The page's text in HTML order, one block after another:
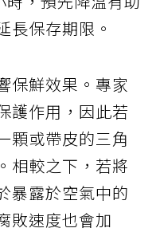
長保存期限。
保鮮效果。專家
護作用，因此若
顆或帶皮的三角
相較之下，若將
暴露於空氣中的
敗速度也會加